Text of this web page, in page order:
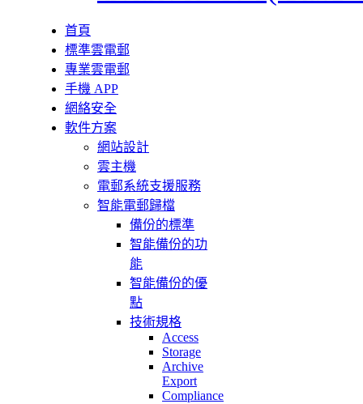
首頁
標準雲電郵
專業雲電郵
手機 APP
網絡安全
軟件方案
網站設計
雲主機
電郵系統支援服務
智能電郵歸檔
備份的標準
智能備份的功
能
智能備份的優
點
技術規格
Access
Storage
Archive
Export
Compliance